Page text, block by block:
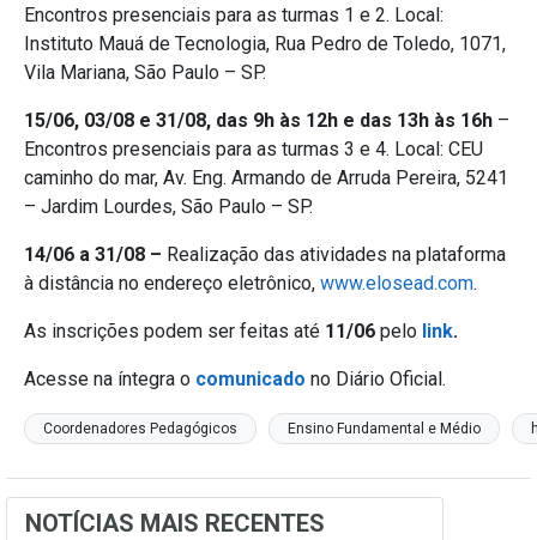
Encontros presenciais para as turmas 1 e 2. Local:
Instituto Mauá de Tecnologia, Rua Pedro de Toledo, 1071,
Vila Mariana, São Paulo – SP.
15/06, 03/08 e 31/08, das 9h às 12h e das 13h às 16h –
Encontros presenciais para as turmas 3 e 4. Local: CEU
caminho do mar, Av. Eng. Armando de Arruda Pereira, 5241
– Jardim Lourdes, São Paulo – SP.
14/06 a 31/08 – Realização das atividades na plataforma
à distância no endereço eletrônico, www.elosead.com.
As inscrições podem ser feitas até 11/06 pelo link.
Acesse na íntegra o comunicado no Diário Oficial.
Coordenadores Pedagógicos Ensino Fundamental e Médio
NOTÍCIAS MAIS RECENTES